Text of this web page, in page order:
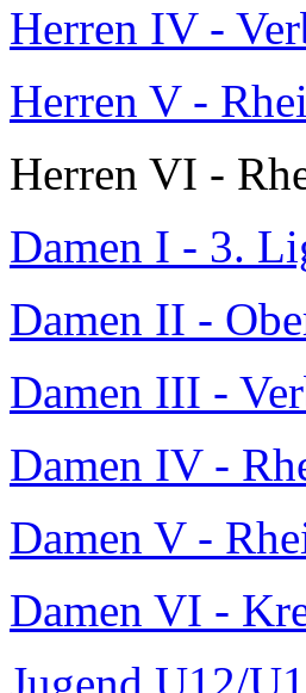
Herren IV -
Herren V -
Herren VI -
Damen I - 3.
Damen II -
Damen III -
Damen IV -
Damen V -
Damen VI -
Jugend U12/